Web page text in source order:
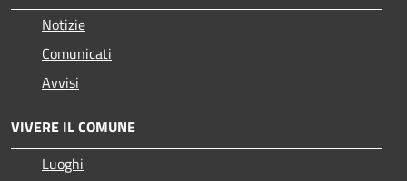
Notizie
Comunicati
Avvisi
VIVERE IL COMUNE
Luoghi